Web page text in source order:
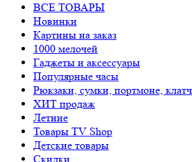
ВСЕ ТОВАРЫ
Новинки
Картины на заказ
1000 мелочей
Гаджеты и аксессуары
Популярные часы
Рюкзаки, сумки, портмоне,
ХИТ продаж
Летние
Товары TV Shop
Детские товары
Cкидки